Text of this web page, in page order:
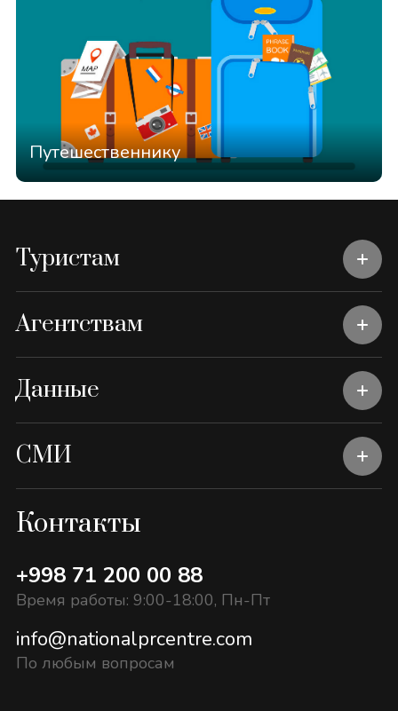
Путешественнику
Туристам
Агентствам
Данные
СМИ
Контакты
+998 71 200 00 88
Время работы: 9:00-18:00, Пн-Пт
info@nationalprcentre.com
По любым вопросам